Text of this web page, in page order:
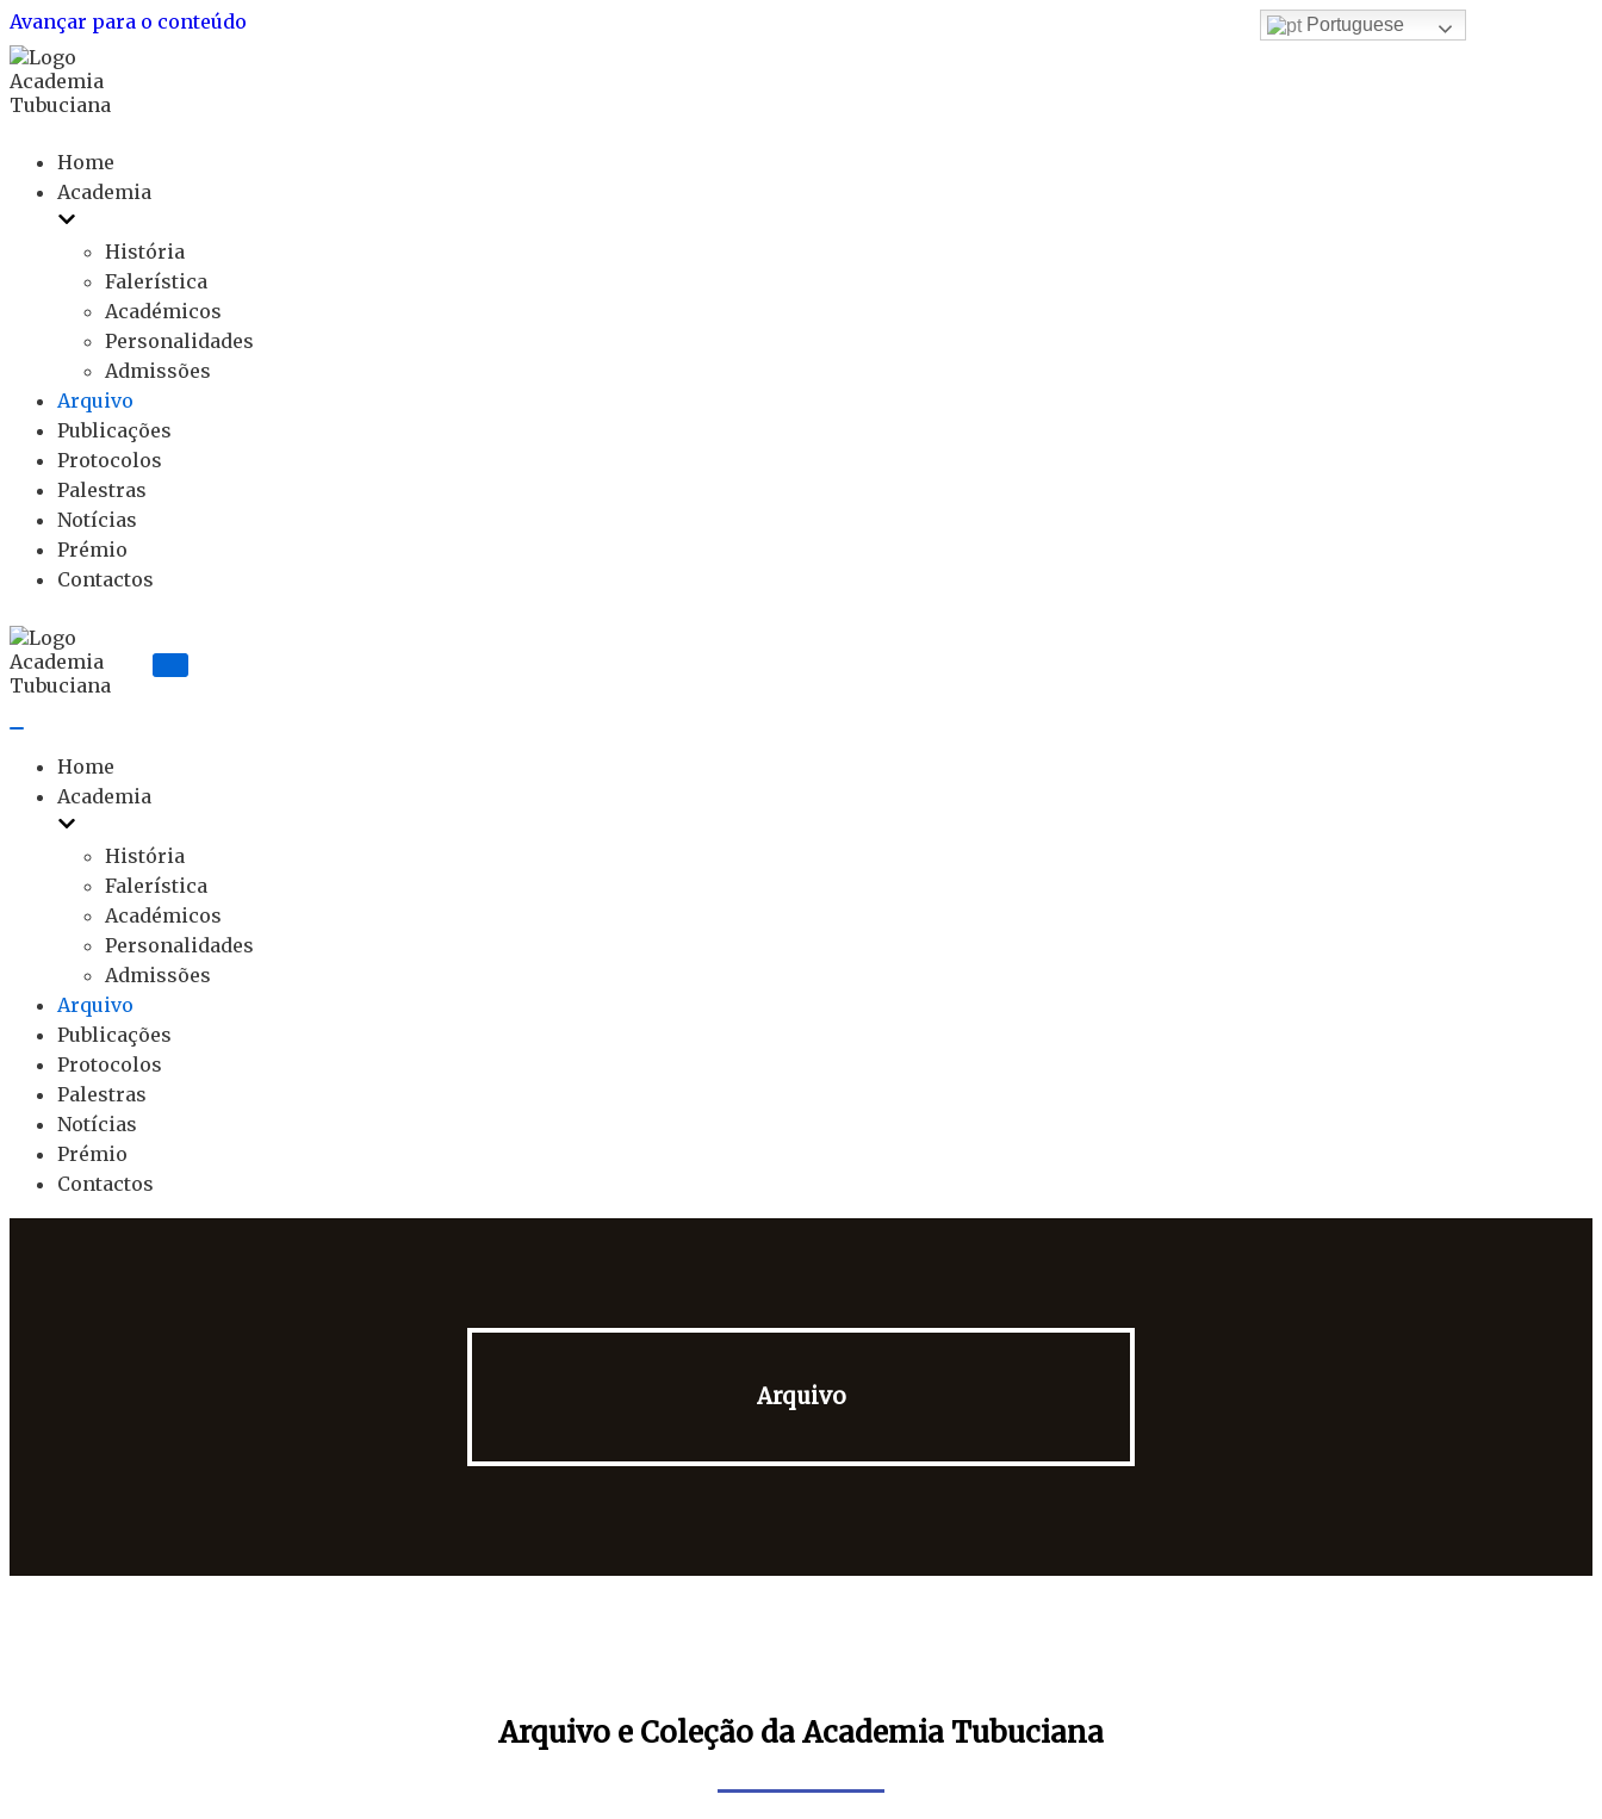
Avançar para o conteúdo
Home
Academia
História
Falerística
Académicos
Personalidades
Admissões
Arquivo
Publicações
Protocolos
Palestras
Notícias
Prémio
Contactos
Home
Academia
História
Falerística
Académicos
Personalidades
Admissões
Arquivo
Publicações
Protocolos
Palestras
Notícias
Prémio
Contactos
Arquivo
Arquivo e Coleção da Academia Tubuciana
Portuguese